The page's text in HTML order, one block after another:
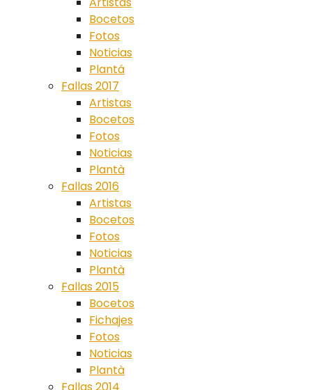
Bocetos
Fotos
Noticias
Plantá
Fallas 2017
Artistas
Bocetos
Fotos
Noticias
Plantà
Fallas 2016
Artistas
Bocetos
Fotos
Noticias
Plantà
Fallas 2015
Bocetos
Fichajes
Fotos
Noticias
Plantà